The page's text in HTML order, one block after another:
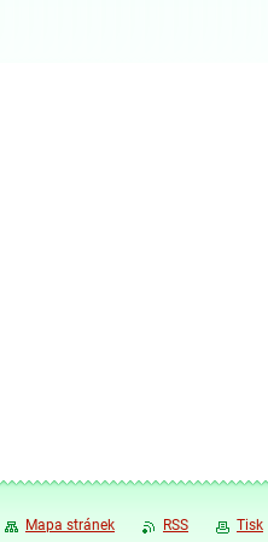
Mapa stránek RSS Tisk